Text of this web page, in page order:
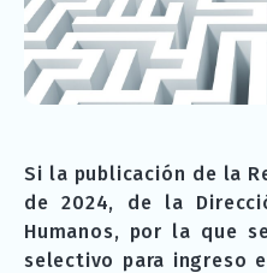
Si la publicación de la
de 2024, de la
Humanos, por la que
selectivo para ingreso